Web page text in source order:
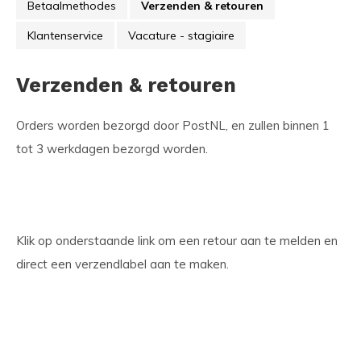
Betaalmethodes Verzenden & retouren
Klantenservice Vacature - stagiaire
Verzenden & retouren
Orders worden bezorgd door PostNL, en zullen binnen 1
tot 3 werkdagen bezorgd worden.
Klik op onderstaande link om een retour aan te melden en
direct een verzendlabel aan te maken.